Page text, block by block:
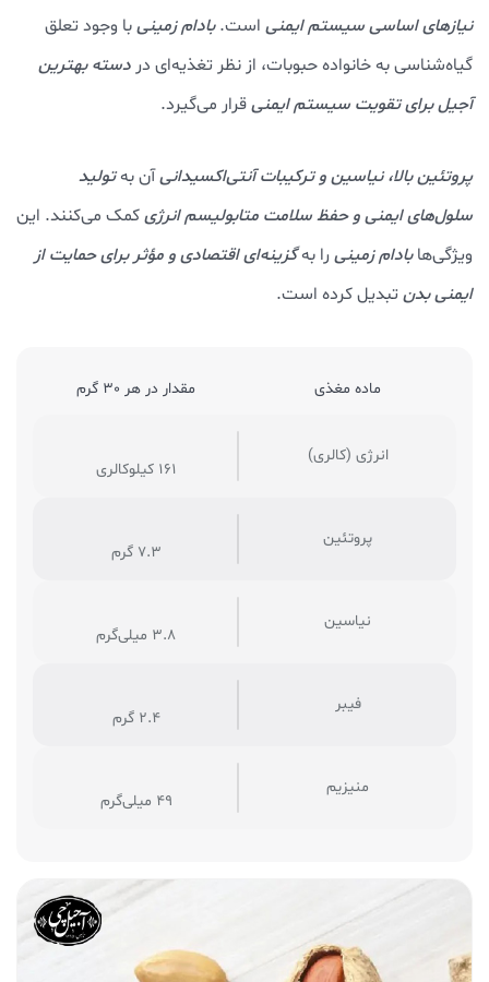
نیازهای اساسی سیستم ایمنی است.بادام زمینیبا وجود تعلق
گیاه‌شناسی به خانواده حبوبات، از نظر تغذیه‌ای در دسته بهترین
آجیل برای تقویت سیستم ایمنیقرار می‌گیرد.
پروتئین بالا، نیاسین و ترکیبات آنتی‌اکسیدانیآن بهتولید
سلول‌های ایمنی و حفظ سلامت متابولیسم انرژیکمک می‌کنند. این
ویژگی‌هابادام زمینی را بهگزینه‌ای اقتصادیو مؤثر برایحمایت از
ایمنی بدن تبدیل کرده است.
ماده مغذی مقدار در هر 30 گرم
انرژی (کالری)
161 کیلوکالری
پروتئین
7.3 گرم
نیاسین
3.8 میلی‌گرم
فیبر
2.4 گرم
منیزیم
49 میلی‌گرم